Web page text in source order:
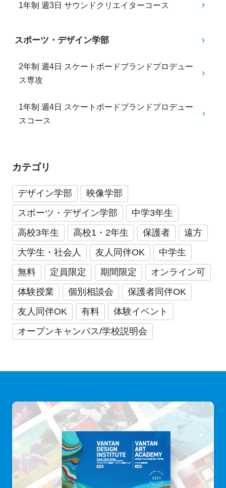
1年制 週3日 サウンドクリエイターコース
スポーツ・デザイン学部
2年制 週4日 スケートボードブランドプロデュー
ス専攻
1年制 週4日 スケートボードブランドプロデュー
スコース
カテゴリ
デザイン学部
映像学部
スポーツ・デザイン学部
中学3年生
高校3年生
高校1・2年生 保護者
遠方
大学生・社会人
友人同伴OK
中学生
無料
定員限定 期間限定
オンライン可
体験授業
個別相談会
保護者同伴OK
友人同伴OK
有料
体験イベント
オープンキャンパス/学校説明会